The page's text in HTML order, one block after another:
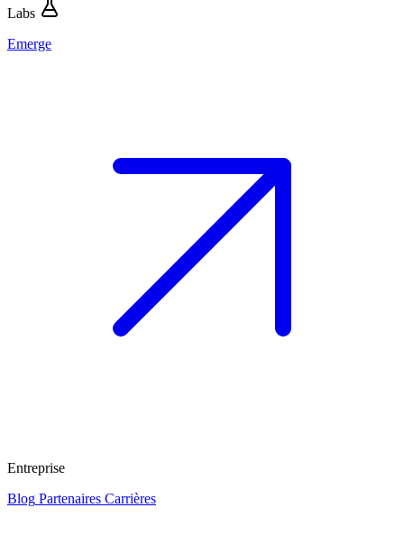
Labs
Emerge
Entreprise
Blog Partenaires Carrières